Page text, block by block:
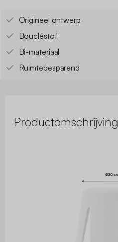
Origineel ontwerp
Boucléstof
Bi-materiaal
Ruimtebesparend
Productomschrijving